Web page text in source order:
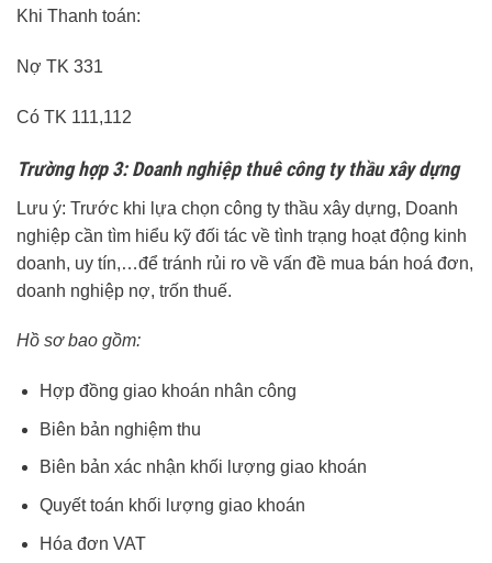
Khi Thanh toán:
Nợ TK 331
Có TK 111,112
Trường hợp 3: Doanh nghiệp thuê công ty thầu xây dựng
Lưu ý: Trước khi lựa chọn công ty thầu xây dựng, Doanh
nghiệp cần tìm hiểu kỹ đối tác về tình trạng hoạt động kinh
doanh, uy tín,…để tránh rủi ro về vấn đề mua bán hoá đơn,
doanh nghiệp nợ, trốn thuế.
Hồ sơ bao gồm:
Hợp đồng giao khoán nhân công
Biên bản nghiệm thu
Biên bản xác nhận khối lượng giao khoán
Quyết toán khối lượng giao khoán
Hóa đơn VAT